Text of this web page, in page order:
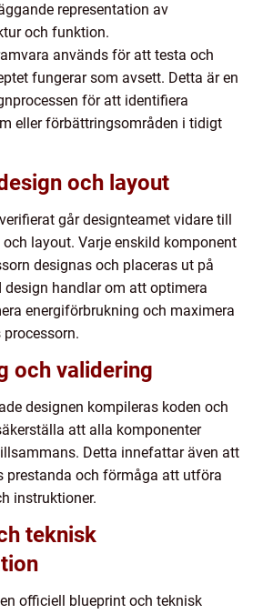
representation av
och funktion.
används för att testa och
fungerar som avsett. Detta är en
för att identifiera
eller förbättringsområden i tidigt
och layout
går designteamet vidare till
layout. Varje enskild komponent
designas och placeras ut på
design handlar om att optimera
energiförbrukning och maximera
och validering
designen kompileras koden och
att alla komponenter
Detta innefattar även att
prestanda och förmåga att utföra
instruktioner.
teknisk
officiell blueprint och teknisk